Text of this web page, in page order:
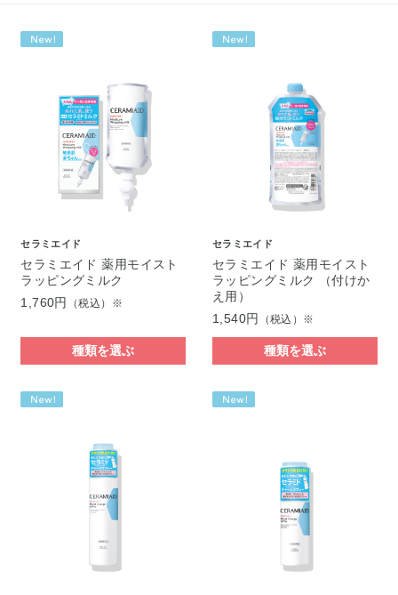
セラミエイド
セラミエイド 薬用モイスト
ラッピングミルク
1,760円
（税込）※
種類を選ぶ
セラミエイド
セラミエイド 薬用モイスト
ラッピングミルク （付けか
え用）
1,540円
（税込）※
種類を選ぶ